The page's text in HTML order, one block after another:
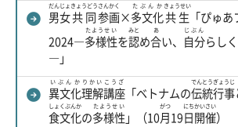
男女
だんじょ
共同
きょうどう
参画
さんかく
×多文化
たぶんか
共生
きょうせい
「ぴゅ
2024―多様性
たようせい
を認
みと
め合
あ
い、 自分
じぶん
らしく
―」
異文化
いぶんか
理解
りかい
講座
こうざ
「ベトナムの伝統行事
でんとうぎょうじ
食文化
しょくぶんか
の多様性
たようせい
」（10月
がつ
19日
にち
開催
かいさい
）